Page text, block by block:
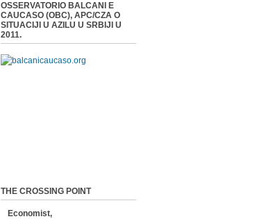
OSSERVATORIO BALCANI E
CAUCASO (OBC), APC/CZA O
SITUACIJI U AZILU U SRBIJI U
2011.
THE CROSSING POINT
Economist,